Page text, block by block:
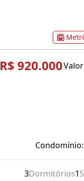
R$ 920.000
Condomínio:
3Dormitórios1